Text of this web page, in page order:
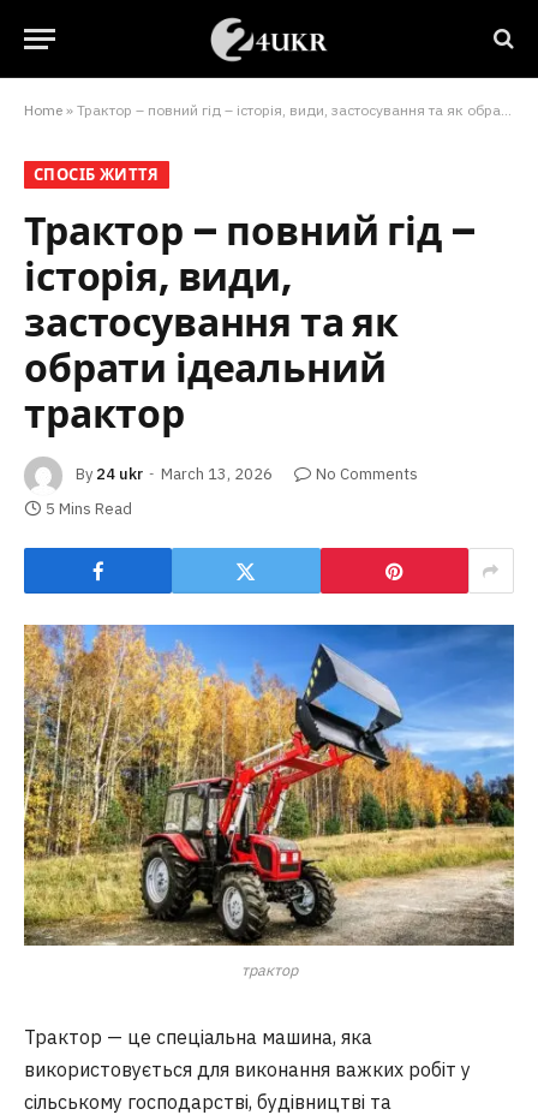
Home » Трактор – повний гід – історія, види, застосування та як обрати ідеальний трактор
СПОСІБ ЖИТТЯ
Трактор – повний гід –
історія, види,
застосування та як
обрати ідеальний
трактор
By 24 ukr March 13, 2026
No Comments
5 Mins Read
трактор
Трактор — це спеціальна машина, яка
використовується для виконання важких робіт у
сільському господарстві, будівництві та